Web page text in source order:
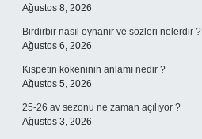
Ağustos 8, 2026
Birdirbir nasıl oynanır ve sözleri nelerdir ?
Ağustos 6, 2026
Kispetin kökeninin anlamı nedir ?
Ağustos 5, 2026
25-26 av sezonu ne zaman açılıyor ?
Ağustos 3, 2026